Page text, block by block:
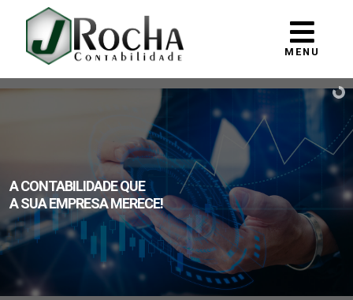
MENU
A CONTABILIDADE QUE
A SUA EMPRESA MERECE!